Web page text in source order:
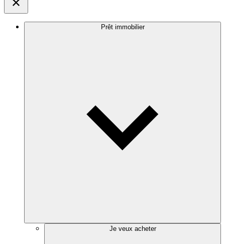
Prêt immobilier
Je veux acheter